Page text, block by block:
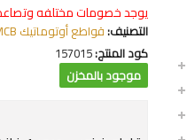
يوجد خصومات مختلفه
التصنيف:قواطع أوتوماتيك MCB
كود المنتج:157015
موجود بالمخزن